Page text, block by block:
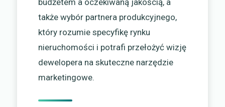
także wybór partnera produkcyjnego,
który rozumie specyfikę rynku
nieruchomości i potrafi przełożyć wizję
dewelopera na skuteczne narzędzie
marketingowe.